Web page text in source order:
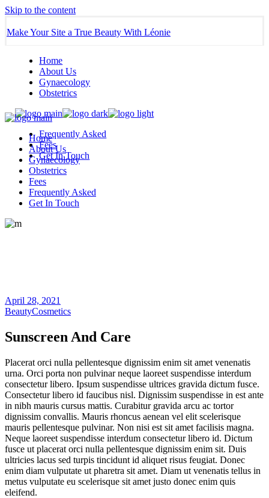
Skip to the content
Make Your Site a True Beauty With Léonie
Home
About Us
Gynaecology
Obstetrics
Frequently Asked
Fees
Get In Touch
Home
About Us
Gynaecology
Obstetrics
Fees
Frequently Asked
Get In Touch
April 28, 2021
BeautyCosmetics
Sunscreen And Care
Placerat orci nulla pellentesque dignissim enim sit amet venenatis
urna. Orci porta non pulvinar neque laoreet suspendisse interdum
consectetur libero. Ipsum suspendisse ultrices gravida dictum fusce.
Consectetur libero id faucibus nisl. Dignissim suspendisse in est ante
in nibh mauris cursus mattis. Curabitur gravida arcu ac tortor
dignissim convallis. Mauris rhoncus aenean vel elit scelerisque
mauris pellentesque pulvinar. Non nisi est sit amet facilisis magna.
Neque laoreet suspendisse interdum consectetur libero id. Dictum
fusce ut placerat orci nulla pellentesque dignissim enim sit. Duis
ultricies lacus sed turpis tincidunt id aliquet risus feugiat. Donec
enim diam vulputate ut pharetra sit amet. Diam ut venenatis tellus in
metus vulputate eu scelerisque sit amet justo donec enim quis
eleifend.